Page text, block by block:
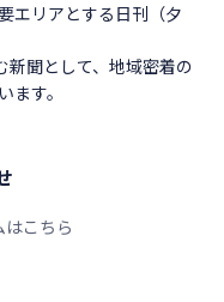
エリアとする日刊（夕
新聞として、地域密着の
ます。
こちら